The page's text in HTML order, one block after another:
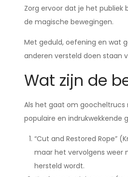
Zorg ervoor dat je het
de magische bewegingen.
Met geduld, oefening en wat
anderen versteld doen staan
Wat zijn de
Als het gaat om goocheltrucs
populaire en indrukwekkende
“Cut and Restored Rope”
maar het vervolgens weer
hersteld wordt.